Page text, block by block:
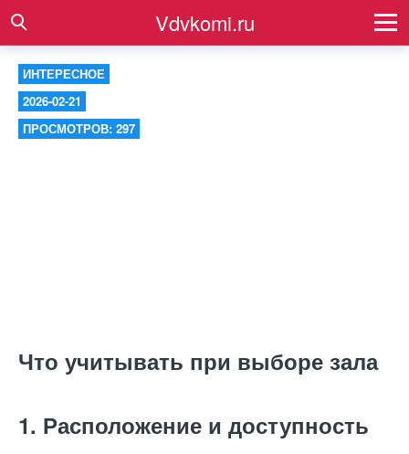
Vdvkomi.ru
ИНТЕРЕСНОЕ
2026-02-21
ПРОСМОТРОВ: 297
Что учитывать при выборе зала
1. Расположение и доступность